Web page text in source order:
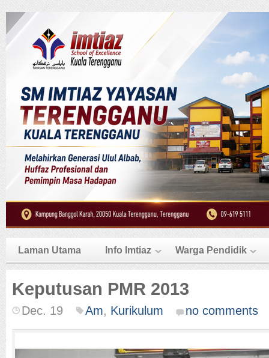
Laman Utama Info Imtiaz Warga Pendidik
Keputusan PMR 2013
Dec. 19 Am, Kurikulum no comments